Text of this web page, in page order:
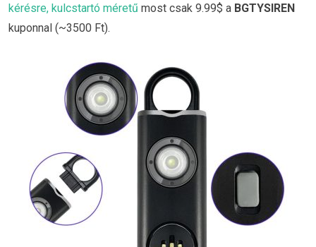
kérésre, kulcstartó méretű most csak 9.99$ a BGTYSIREN
kuponnal (~3500 Ft).